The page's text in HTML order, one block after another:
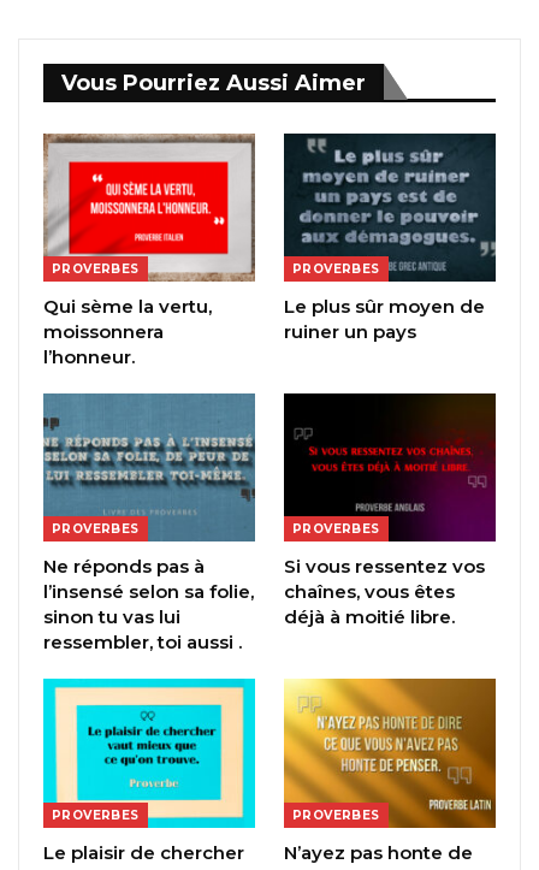
Vous Pourriez Aussi Aimer
PROVERBES
Qui sème la vertu,
moissonnera
l’honneur.
PROVERBES
Le plus sûr moyen de
ruiner un pays
PROVERBES
Ne réponds pas à
l’insensé selon sa folie,
sinon tu vas lui
ressembler, toi aussi .
PROVERBES
Si vous ressentez vos
chaînes, vous êtes
déjà à moitié libre.
PROVERBES
Le plaisir de chercher
PROVERBES
N’ayez pas honte de